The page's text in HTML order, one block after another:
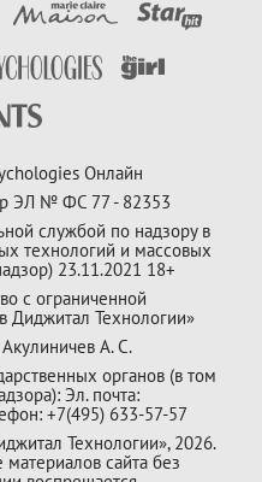
Онлайн
ЭЛ № ФС 77 - 82353
службой по надзору в
технологий и массовых
23.11.2021 18+
с ограниченной
Диджитал Технологии»
А. С.
органов (в том
Эл. почта:
+7(495) 633-57-57
Технологии», 2026.
сайта без